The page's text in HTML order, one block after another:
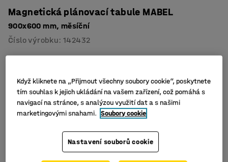
Magnetická plánovací tabule MABEL
900x600 mm, měsíční
Číslo výrobku:142432
Když kliknete na „Přijmout všechny soubory cookie“, poskytnete
tím souhlas k jejich ukládání na vašem zařízení, což pomáhá s
navigací na stránce, s analýzou využití dat a s našimi
marketingovými snahami. Soubory cookie
Nastavení souborů cookie